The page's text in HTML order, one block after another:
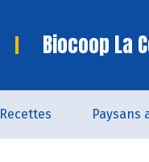
Biocoop La
Recettes Paysans